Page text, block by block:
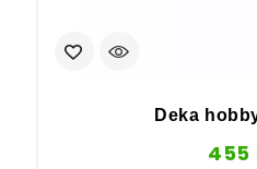
Deka
455